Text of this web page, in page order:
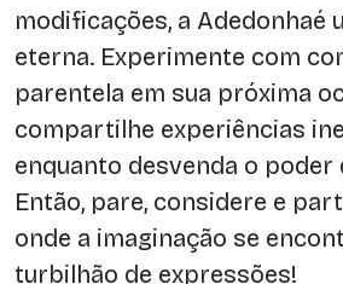
modificações, a Adedonhaé
eterna. Experimente com
parentela em sua próxima
compartilhe experiências
enquanto desvenda o poder
Então, pare, considere e
onde a imaginação se
turbilhão de expressões!